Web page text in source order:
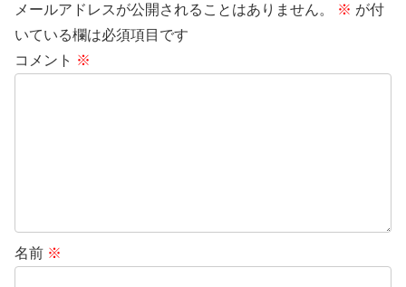
メールアドレスが公開されることはありません。 ※ が付
いている欄は必須項目です
コメント ※
名前 ※